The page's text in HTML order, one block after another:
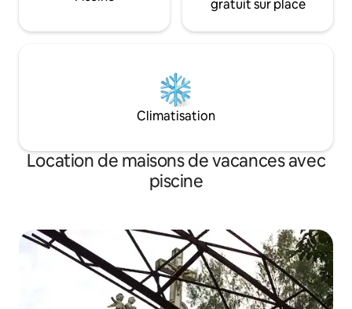
gratuit sur place
Climatisation
Location de maisons de vacances avec
piscine